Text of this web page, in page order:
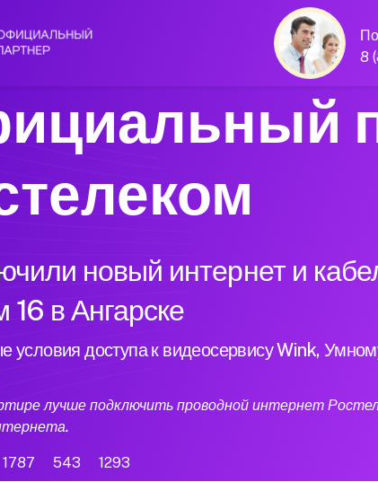
8
новый интернет и
в Ангарске
условия доступа к видеосервису Wink,
лучше подключить проводной интернет
1787 543 1293